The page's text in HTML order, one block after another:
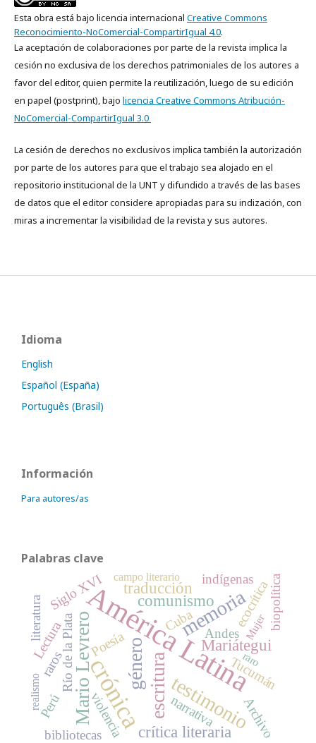
Esta obra está bajo licencia internacional Creative Commons
Reconocimiento-NoComercial-CompartirIgual 4.0.
La aceptación de colaboraciones por parte de la revista implica la
cesión no exclusiva de los derechos patrimoniales de los autores a
favor del editor, quien permite la reutilización, luego de su edición
en papel (postprint), bajo licencia Creative Commons Atribución-
NoComercial-CompartirIgual 3.0
La cesión de derechos no exclusivos implica también la autorización
por parte de los autores para que el trabajo sea alojado en el
repositorio institucional de la UNT y difundido a través de las bases
de datos que el editor considere apropiadas para su indización, con
miras a incrementar la visibilidad de la revista y sus autores.
Idioma
English
Español (España)
Português (Brasil)
Información
Para autores/as
Palabras clave
América Latina
crónica
género
Mario Levrero escrituratestimonio
memoria
comunismo
Mariátegui
traducción
crítica literaria
Andes
Siglo XVI
Poesía
Río de la Plata
violencia
Lectura
Tucumán
raros
narrativa
indígenasecocrítica
bibliotecas Archivo
biopolítica
Cuba
literatura
Perú
Mujer
campo literario
realismo
raro